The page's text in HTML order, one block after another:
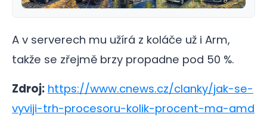
A v serverech mu užírá z koláče už i Arm,
takže se zřejmě brzy propadne pod 50 %.
Zdroj: https://www.cnews.cz/clanky/jak-se-
vyviji-trh-procesoru-kolik-procent-ma-amd